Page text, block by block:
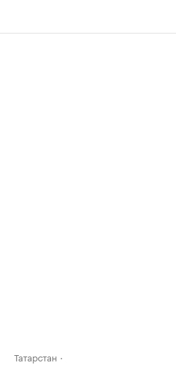
Татарстан